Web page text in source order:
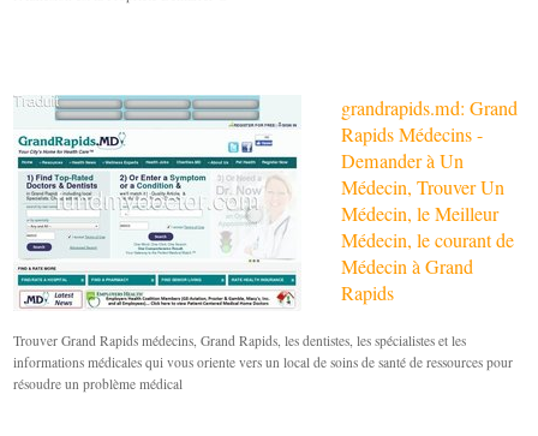
grandrapids.md: Grand
Rapids Médecins -
Demander à Un
Médecin, Trouver Un
Médecin, le Meilleur
Médecin, le courant de
Médecin à Grand
Rapids
Trouver Grand Rapids médecins, Grand Rapids, les dentistes, les spécialistes et les
informations médicales qui vous oriente vers un local de soins de santé de ressources pour
résoudre un problème médical